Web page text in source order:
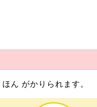
ん がかりられます。